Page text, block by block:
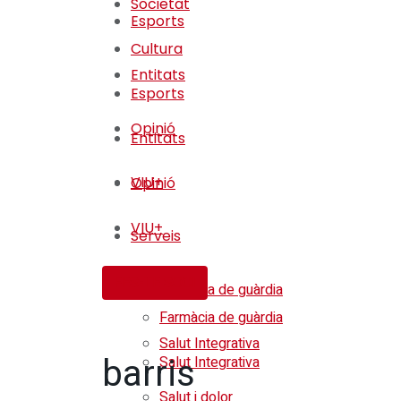
Esports
Entitats
Opinió
VIU+
Serveis
Farmàcia de guàrdia
Salut Integrativa
Cultura
Esports
Entitats
Opinió
VIU+
Serveis
Farmàcia de guàrdia
Salut Integrativa
barris